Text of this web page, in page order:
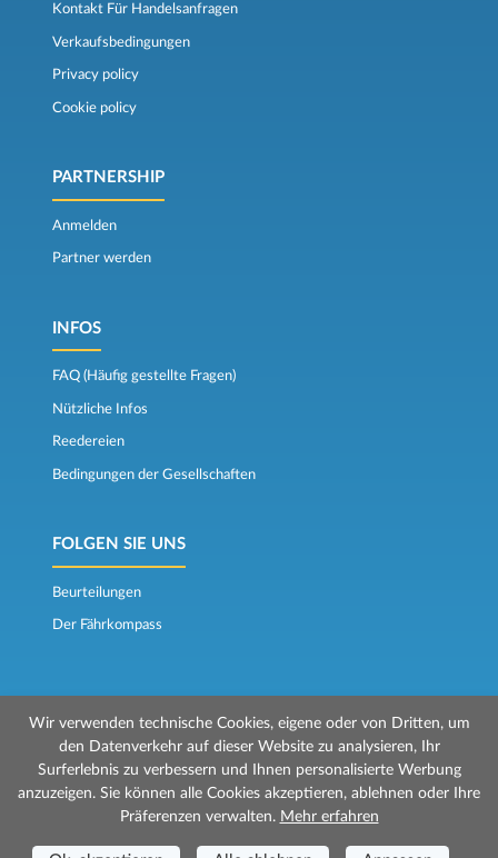
Kontakt Für Handelsanfragen
Verkaufsbedingungen
Privacy policy
Cookie policy
PARTNERSHIP
Anmelden
Partner werden
INFOS
FAQ (Häufig gestellte Fragen)
Nützliche Infos
Reedereien
Bedingungen der Gesellschaften
FOLGEN SIE UNS
Beurteilungen
Der Fährkompass
© 2026 Mr Ferry wird von Prenotazioni24 s.r.l. verwaltet
Geschäftssitz: Via Bonistallo, 50b - 50053 Empoli (FI)
Betriebsstätte: Via Casa del Duca, 1 - 57037 Portoferraio (LI)
Wir verwenden technische Cookies, eigene oder von Dritten, um
den Datenverkehr auf dieser Website zu analysieren, Ihr
Surferlebnis zu verbessern und Ihnen personalisierte Werbung
anzuzeigen. Sie können alle Cookies akzeptieren, ablehnen oder Ihre
Präferenzen verwalten. Mehr erfahren